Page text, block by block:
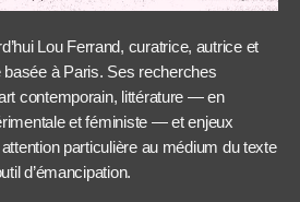
Lou Ferrand, curatrice, autrice et
à Paris. Ses recherches
contemporain, littérature — en
et féministe — et enjeux
particulière au médium du texte
d’émancipation.